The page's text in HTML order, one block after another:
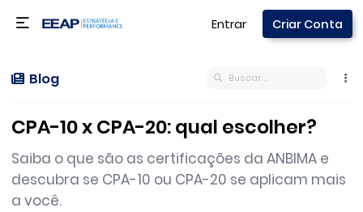
Entrar Criar Conta
Blog
CPA-10 x CPA-20: qual escolher?
Saiba o que são as certificações da ANBIMA e
descubra se CPA-10 ou CPA-20 se aplicam mais
a você.